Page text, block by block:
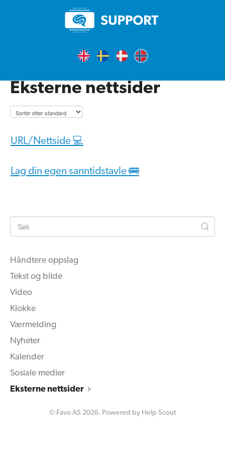
Eksterne nettsider
URL/Nettside 💻
Lag din egen sanntidstavle 🚌
Håndtere oppslag
Tekst og bilde
Video
Klokke
Værmelding
Nyheter
Kalender
Sosiale medier
Eksterne nettsider
© Favo AS 2026. Powered by Help Scout